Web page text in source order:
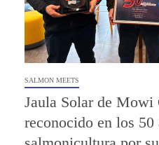
SALMON MEETS
Jaula Solar de
reconocido en los 50